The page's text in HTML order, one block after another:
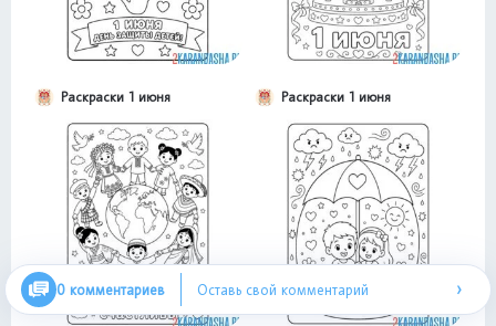
Раскраски 1 июня Раскраски 1 июня
0 комментариев Оставь свой комментарий ›